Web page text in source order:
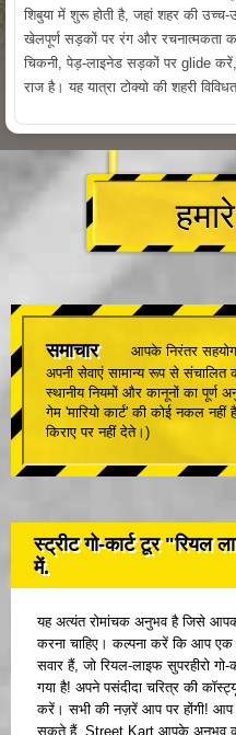
शिबुया में शुरू होती है, जहां शहर की
खेलपूर्ण सड़कों पर रंग और रचनात्मकता
चिकनी, पेड़-लाइनेड सड़कों पर glide
राज है। यह यात्रा टोक्यो की शहरी
समाचार
आपके निरंतर
अपनी सेवाएं सामान्य रूप से
स्थानीय नियमों और कानूनों का
गेम 'मारियो कार्ट' की कोई नकल नहीं
किराए पर नहीं देते।)
स्ट्रीट गो-कार्ट टूर "रियल
में.
यह अत्यंत रोमांचक अनुभव है जिसे आपको
करना चाहिए। कल्पना करें कि आप एक
सवार हैं, जो रियल-लाइफ सुपरहीरो
गया है! अपने पसंदीदा चरित्र की
करें। सभी की नज़रें आप पर होंगी!
सकते हैं, Street Kart आपके अनुभव को